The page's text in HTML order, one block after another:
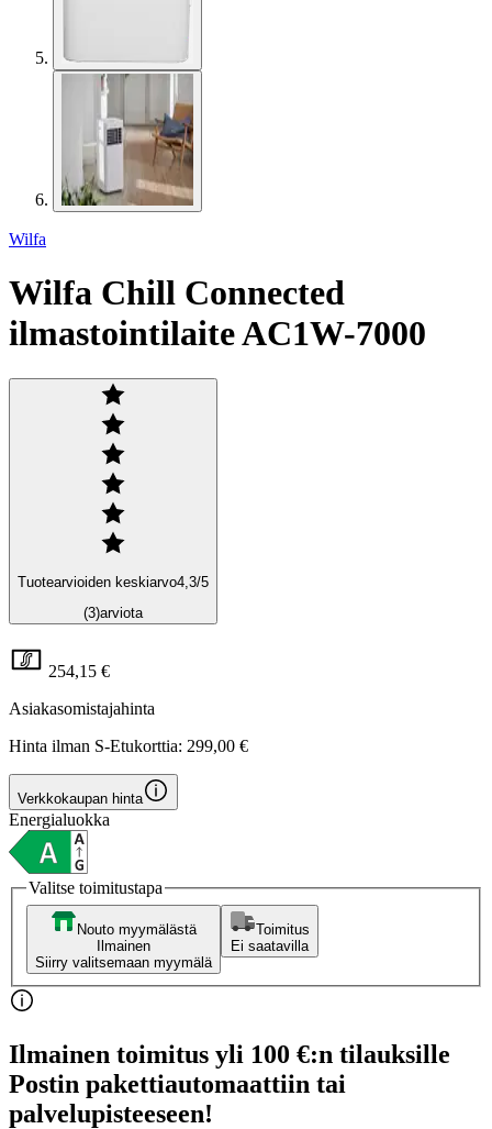
Wilfa
Wilfa Chill Connected
ilmastointilaite AC1W-7000
Tuotearvioiden keskiarvo4,3/5
(3)arviota
254,15 €
Asiakasomistajahinta
Hinta ilman S-Etukorttia: 299,00 €
Verkkokaupan hinta
Energialuokka
Valitse toimitustapa
Nouto myymälästä
Ilmainen
Siirry valitsemaan myymälä
Toimitus
Ei saatavilla
Ilmainen toimitus yli 100 €:n tilauksille
Postin pakettiautomaattiin tai
palvelupisteeseen!